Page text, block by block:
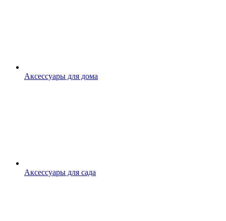
Аксессуары для дома
Аксессуары для сада